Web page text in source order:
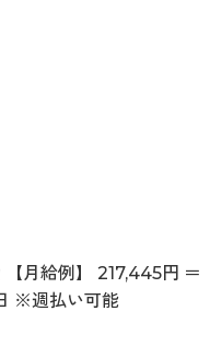
月給例】 217,445円 ＝
※週払い可能